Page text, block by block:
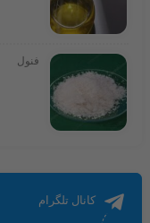
فنول
کانال تلگرام